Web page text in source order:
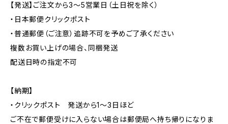
【発送】ご注文から3〜5営業日（土日祝を除く）
・日本郵便クリックポスト
・普通郵便（ご注意）追跡不可を予めご了承ください
複数お買い上げの場合、同梱発送
配送日時の指定不可
【納期】
・クリックポスト 発送から1〜3日ほど
ご不在で郵便受けに入らない場合は郵便局へ持ち帰りになりま